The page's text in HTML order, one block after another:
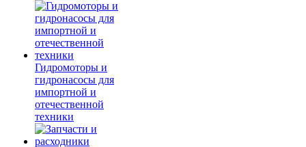
Гидромоторы и
гидронасосы для
импортной и
отечественной
техники